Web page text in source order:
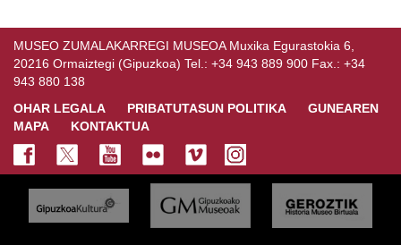
MUSEO ZUMALAKARREGI MUSEOA Muxika Egurastokia 6,
20216 Ormaiztegi (Gipuzkoa) Tel.: +34 943 889 900 Fax.: +34
943 880 138
OHAR LEGALA
PRIBATUTASUN POLITIKA
GUNEAREN
MAPA
KONTAKTUA